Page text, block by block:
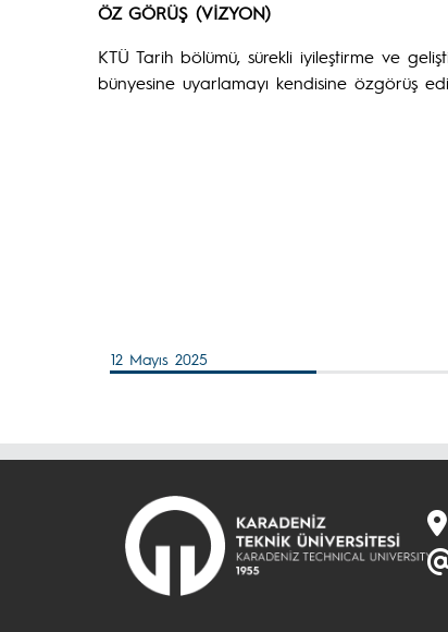
ÖZ GÖRÜŞ (VİZYON)
KTÜ Tarih bölümü, sürekli iyileştirme ve
bünyesine uyarlamayı kendisine özgörüş
12 Mayıs 2025